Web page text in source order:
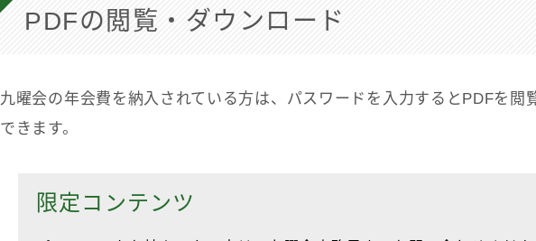
PDFの閲覧・ダウンロード
九曜会の年会費を納入されている方は、パスワードを入力するとPDFを閲
できます。
限定コンテンツ